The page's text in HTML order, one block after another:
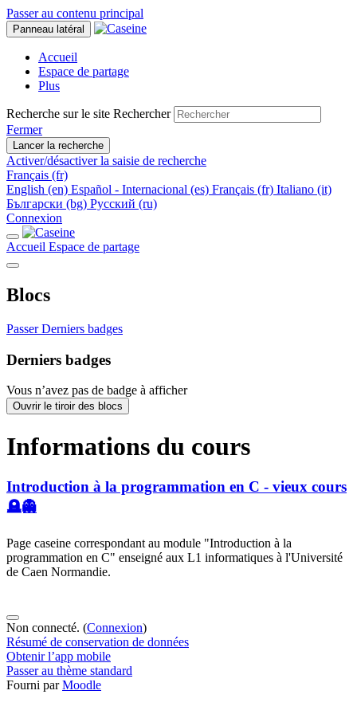
Passer au contenu principal
Panneau latéral
Accueil
Espace de partage
Plus
Recherche sur le site Rechercher
Fermer
Lancer la recherche
Activer/désactiver la saisie de recherche
Français ‎(fr)‎
English ‎(en)‎ Español - Internacional ‎(es)‎ Français ‎(fr)‎ Italiano ‎(it)‎
Български ‎(bg)‎ Русский ‎(ru)‎
Connexion
Accueil Espace de partage
Blocs
Passer Derniers badges
Derniers badges
Vous n’avez pas de badge à afficher
Ouvrir le tiroir des blocs
Informations du cours
Introduction à la programmation en C - vieux cours
🪦👻
Page caseine correspondant au module "Introduction à la
programmation en C" enseigné aux L1 informatiques à l'Université
de Caen Normandie.
Non connecté. (Connexion)
Résumé de conservation de données
Obtenir l’app mobile
Passer au thème standard
Fourni parMoodle